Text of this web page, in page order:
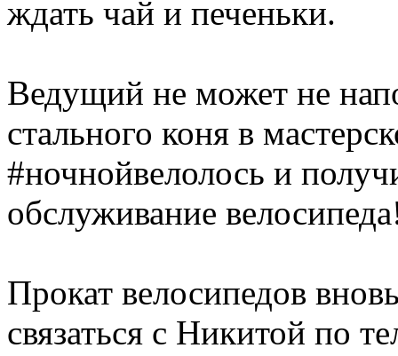
ждать чай и печеньки.
Ведущий не может не
стального коня в
#ночнойвелолось и
обслуживание
Прокат велосипедов
связаться с Никитой по